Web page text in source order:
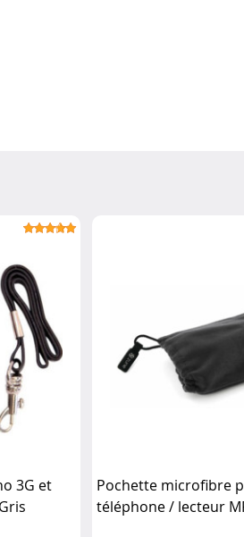
3G et
Pochette microfibre
téléphone / lecteur